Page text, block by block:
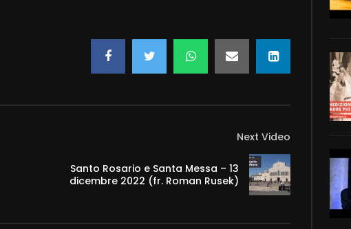
Next Video
Santo Rosario e Santa Messa – 13
dicembre 2022 (fr. Roman Rusek)